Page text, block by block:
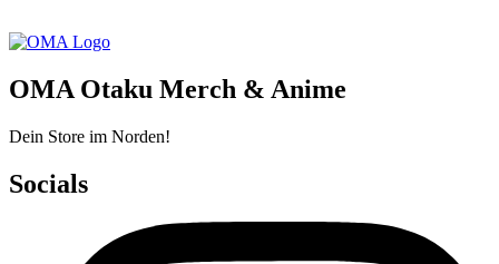
OMA Otaku Merch & Anime
Dein Store im Norden!
Socials